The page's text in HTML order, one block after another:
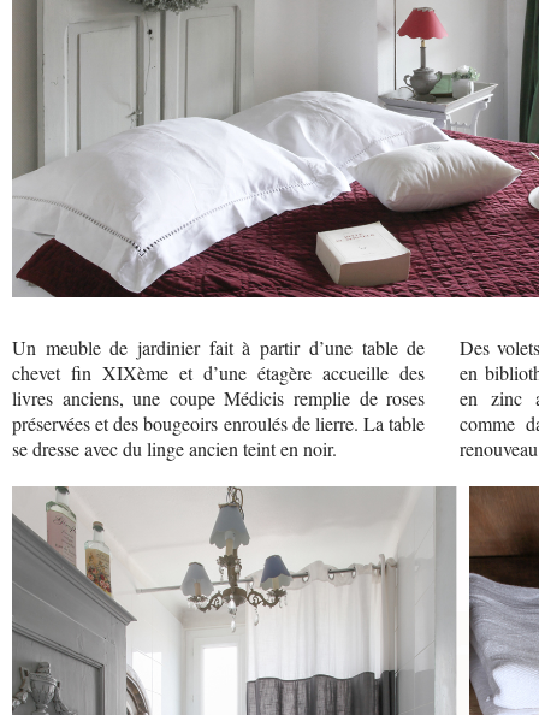
Un meuble de jardinier fait à partir d’une table de
chevet fin XIXème et d’une étagère accueille des
livres anciens, une coupe Médicis remplie de roses
préservées et des bougeoirs enroulés de lierre. La table
se dresse avec du linge ancien teint en noir.
Des
en
en zinc
comme